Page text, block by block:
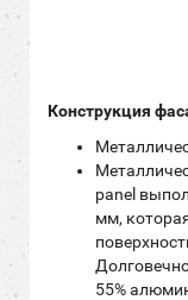
Конструкция
panel
мм,
55%